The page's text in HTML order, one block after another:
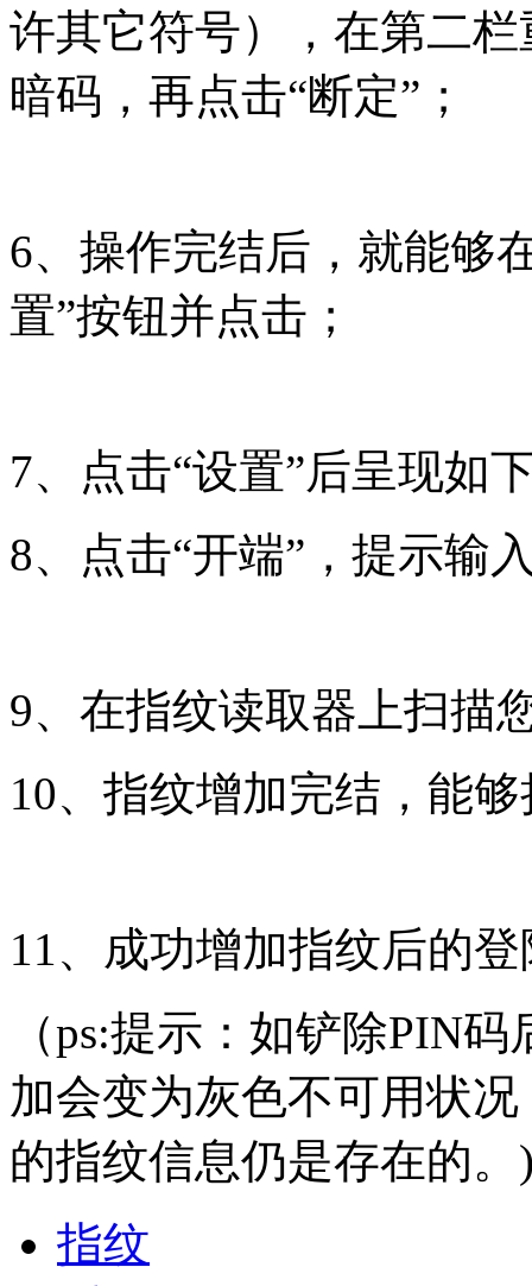
许其它符号），在第二
暗码，再点击“断定”；
6、操作完结后，就能够
置”按钮并点击；
7、点击“设置”后呈现如
8、点击“开端”，提示输
9、在指纹读取器上扫描
10、指纹增加完结，能
11、成功增加指纹后的
（ps:提示：如铲除PIN
加会变为灰色不可用状
的指纹信息仍是存在的。
指纹